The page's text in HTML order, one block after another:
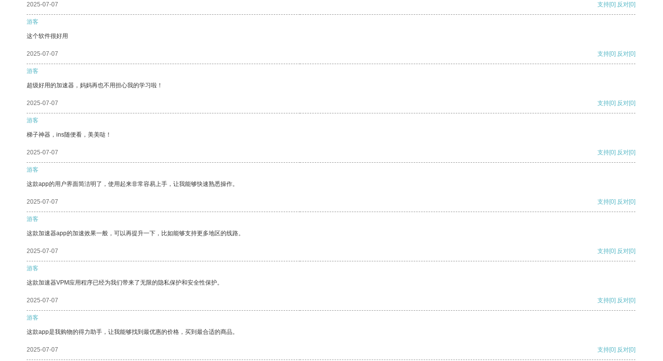
2025-07-07 支持[0] 反对[0]
游客
这个软件很好用
2025-07-07 支持[0] 反对[0]
游客
超级好用的加速器，妈妈再也不用担心我的学习啦！
2025-07-07 支持[0] 反对[0]
游客
梯子神器，ins随便看，美美哒！
2025-07-07 支持[0] 反对[0]
游客
这款app的用户界面简洁明了，使用起来非常容易上手，让我能够快速熟悉操作。
2025-07-07 支持[0] 反对[0]
游客
这款加速器app的加速效果一般，可以再提升一下，比如能够支持更多地区的线路。
2025-07-07 支持[0] 反对[0]
游客
这款加速器VPM应用程序已经为我们带来了无限的隐私保护和安全性保护。
2025-07-07 支持[0] 反对[0]
游客
这款app是我购物的得力助手，让我能够找到最优惠的价格，买到最合适的商品。
2025-07-07 支持[0] 反对[0]